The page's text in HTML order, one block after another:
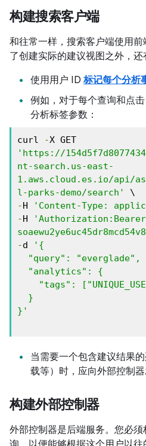
构建搜索客户端
和往常一样，搜索客户端使用
了创建实际的建议视图之外，还
使用用户 ID 标记每个分析
例如，对于每个查询和点
分析标签参数：
curl -
'https://
nt-search.us-east-
1.aws.cloud.es.io/api/
l-parks-demo/search'
-H 'Content-Type:
-H
-d
'{
}'
当需要一个包含建议结果
载等）时，应向外部控制器
构建外部控制器
外部控制器是后端服务。您必
询，以便能够根据这个用户以往